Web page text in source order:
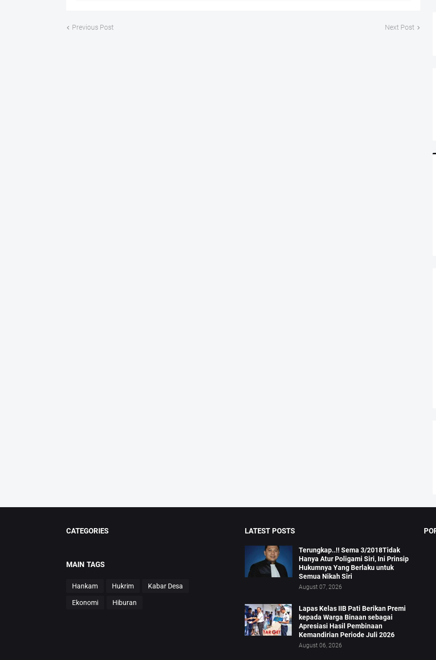
Previous Post Next Post
CATEGORIES
MAIN TAGS
Hankam Hukrim Kabar Desa
Ekonomi Hiburan
LATEST POSTS
Terungkap..!! Sema 3/2018Tidak
Hanya Atur Poligami Siri, Ini Prinsip
Hukumnya Yang Berlaku untuk
Semua Nikah Siri
August 07, 2026
Lapas Kelas IIB Pati Berikan Premi
kepada Warga Binaan sebagai
Apresiasi Hasil Pembinaan
Kemandirian Periode Juli 2026
August 06, 2026